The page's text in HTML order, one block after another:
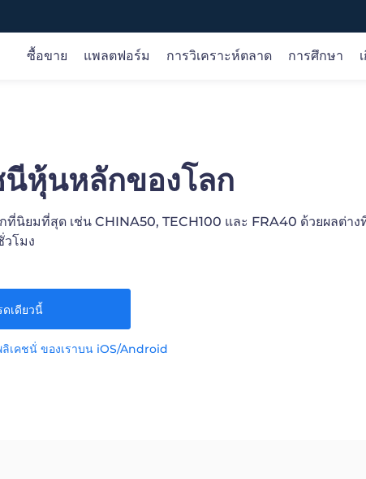
ซื้อขาย
ในตลาดทั่วโลกรวมถึง ค่าเงิน ทอง.
กุลเงินดิจิทัล ยอดนิยมและอื่น ๆ เราจะ
ใจต่อไป
สกุลเงินดิจิทัล
แพลตฟอร์ม
รองรับวิธีการดาวน์โหลดและใช้งานที่หลากหลายรวมถึงแพลตฟอร์มการซื้
ม >
การวิเคราะห์ตลาด
งลึกของตลาดแบบเรียลไทม์ แนวคิด
ำไปใช้ได้จริง และคำแนะนำอย่างมือ
การศึกษา
ช่วยคุณในทุกขั้นตอนของเส้น
องคุณ
ปัจจัยพื้นฐาน
ารการซื้อขายออนไลน์ที่เชื่อถือ ได้ให้คุณ
ารซื้อขายตลาดการเงินทั่วโลกผ่าน
พที่เป็นนวัตกรรมของเรา
นีหุ้นหลักของโลก
นิยมที่สุด เช่น CHINA50, TECH100 และ FRA40 ด้วยผลต่าง
วโมง
ดเดียวนี้
เคชนั่ ของเราบน iOS/Android